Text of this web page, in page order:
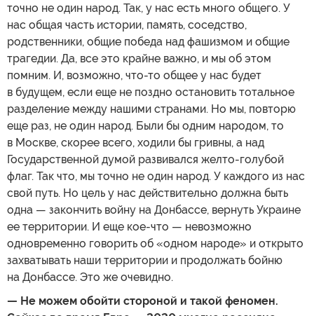
точно не один народ. Так, у нас есть много общего. У
нас общая часть истории, память, соседство,
родственники, общие победа над фашизмом и общие
трагедии. Да, все это крайне важно, и мы об этом
помним. И, возможно, что-то общее у нас будет
в будущем, если еще не поздно остановить тотальное
разделение между нашими странами. Но мы, повторю
еще раз, не один народ. Были бы одним народом, то
в Москве, скорее всего, ходили бы гривны, а над
Государственной думой развивался желто-голубой
флаг. Так что, мы точно не один народ. У каждого из нас
свой путь. Но цель у нас действительно должна быть
одна — закончить войну на Донбассе, вернуть Украине
ее территории. И еще кое-что — невозможно
одновременно говорить об «одном народе» и открыто
захватывать наши территории и продолжать бойню
на Донбассе. Это же очевидно.
— Не можем обойти стороной и такой феномен.